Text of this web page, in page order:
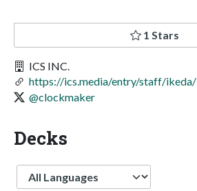
1 Stars
ICS INC.
https://ics.media/entry/staff/ikeda/
@clockmaker
Decks
Language